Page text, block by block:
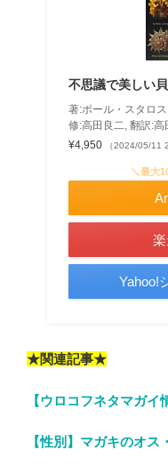
不思議で美しい
著:ポール・スタロ
修:高田良二, 翻訳:高
¥4,950
（2024/05/11
＼最大
Yahoo!
★関連記事★
【ウロコフネタマガイ
【性別】マガキのオス